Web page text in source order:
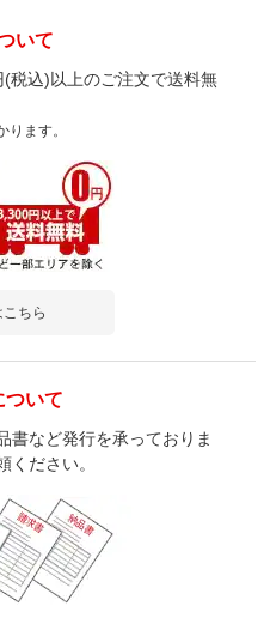
いて
税込)以上のご注文で送料無
ます。
ちら
ついて
書など発行を承っておりま
ください。